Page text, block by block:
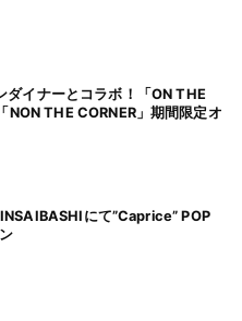
ダイナーとコラボ！「ON THE
NON THE CORNER」期間限定オ
にて”Caprice” POP